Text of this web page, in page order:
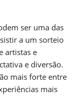
ser uma das
a um sorteio
artistas e
e diversão.
mais forte entre
mais